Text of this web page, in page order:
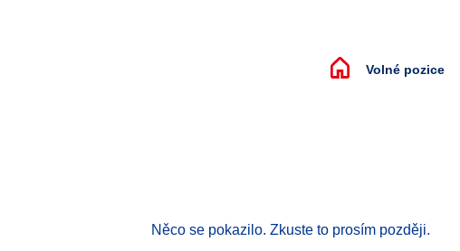
Volné pozice
Něco se pokazilo. Zkuste to prosím později.